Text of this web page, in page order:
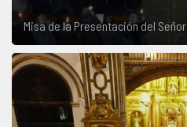
Misa de la Presentación del Señor